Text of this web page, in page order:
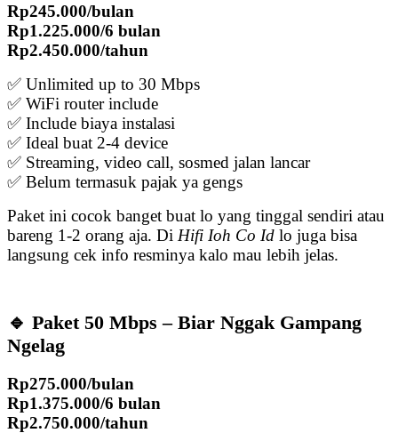
Rp245.000/bulan
Rp1.225.000/6 bulan
Rp2.450.000/tahun
✅ Unlimited up to 30 Mbps
✅ WiFi router include
✅ Include biaya instalasi
✅ Ideal buat 2-4 device
✅ Streaming, video call, sosmed jalan lancar
✅ Belum termasuk pajak ya gengs
Paket ini cocok banget buat lo yang tinggal sendiri atau
bareng 1-2 orang aja. Di Hifi Ioh Co Id lo juga bisa
langsung cek info resminya kalo mau lebih jelas.
🔹 Paket 50 Mbps – Biar Nggak Gampang
Ngelag
Rp275.000/bulan
Rp1.375.000/6 bulan
Rp2.750.000/tahun